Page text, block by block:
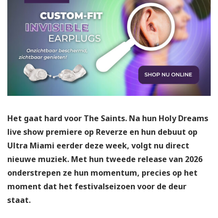
Het gaat hard voor The Saints. Na hun Holy Dreams
live show premiere op Reverze en hun debuut op
Ultra Miami eerder deze week, volgt nu direct
nieuwe muziek. Met hun tweede release van 2026
onderstrepen ze hun momentum, precies op het
moment dat het festivalseizoen voor de deur
staat.